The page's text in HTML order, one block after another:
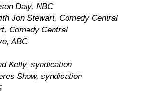
Daly, NBC
Jon Stewart, Comedy Central
Comedy Central
ABC
Kelly, syndication
Show, syndication